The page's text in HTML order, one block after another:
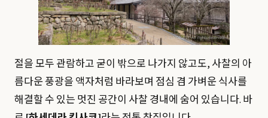
절을 모두 관람하고 굳이 밖으로 나가지 않고도, 사찰의 아
름다운 풍광을 액자처럼 바라보며 점심 겸 가벼운 식사를
해결할 수 있는 멋진 공간이 사찰 경내에 숨어 있습니다. 바